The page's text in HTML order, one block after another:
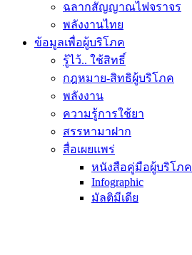
ฉลากสัญญาณไฟจราจร
พลังงานไทย
ข้อมูลเพื่อผู้บริโภค
รู้ไว้.. ใช้สิทธิ์
กฎหมาย-สิทธิผู้บริโภค
พลังงาน
ความรู้การใช้ยา
สรรหามาฝาก
สื่อเผยแพร่
หนังสือคู่มือผู้บริโภค
Infographic
มัลติมีเดีย